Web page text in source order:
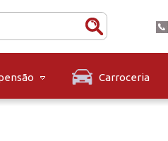
Carroceria